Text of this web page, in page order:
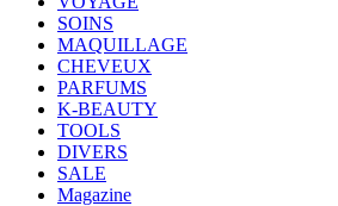
SOINS
MAQUILLAGE
CHEVEUX
PARFUMS
K-BEAUTY
TOOLS
DIVERS
SALE
Magazine